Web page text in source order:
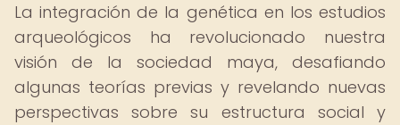
La integración de la genética en los estudios
arqueológicos ha revolucionado nuestra
visión de la sociedad maya, desafiando
algunas teorías previas y revelando nuevas
perspectivas sobre su estructura social y